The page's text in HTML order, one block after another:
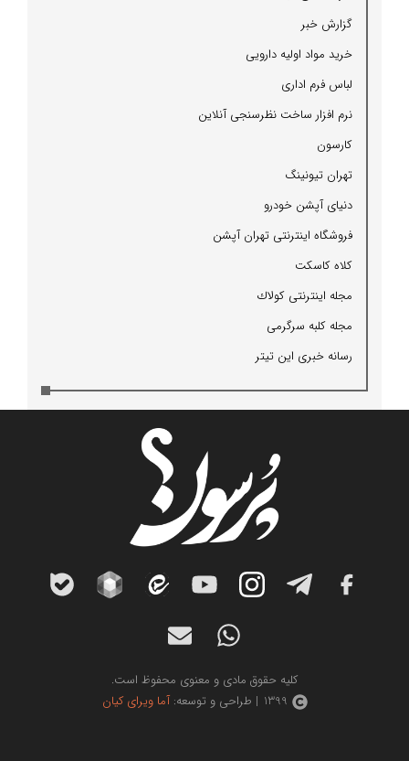
گزارش خبر
خرید مواد اولیه دارویی
لباس فرم اداری
نرم افزار ساخت نظرسنجی آنلاین
كارسون
تهران تیونینگ
دنیای آپشن خودرو
فروشگاه اینترنتی تهران آپشن
كلاه كاسكت
مجله اینترنتی كولاك
مجله كلبه سرگرمی
رسانه خبری این تیتر
کلیه حقوق مادی و معنوی محفوظ است.
1399 | طراحی و توسعه:
آما ویرای کیان